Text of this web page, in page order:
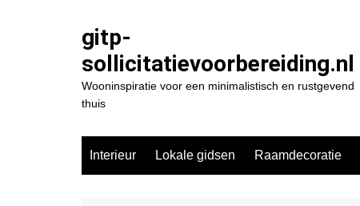
gitp-
sollicitatievoorbereiding.nl
Wooninspiratie voor een minimalistisch en rustgevend
thuis
Interieur Lokale gidsen Raamdecoratie